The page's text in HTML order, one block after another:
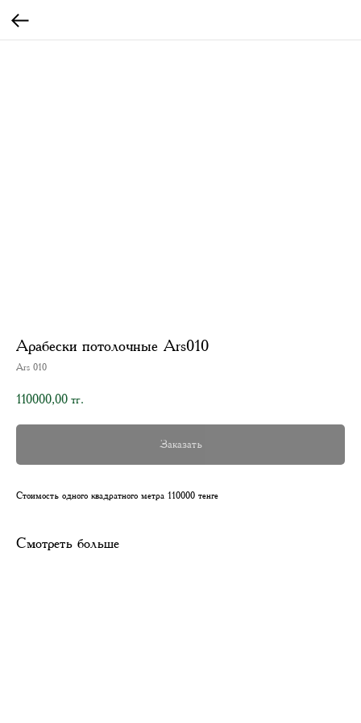
Арабески потолочные Ars010
Ars 010
110000,00 тг.
Заказать
Стоимость одного квадратного метра 110000 тенге
Смотреть больше